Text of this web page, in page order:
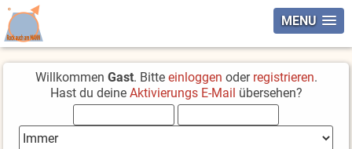
MENU
Willkommen Gast. Bitte einloggen oder registrieren.
Hast du deine Aktivierungs E-Mail übersehen?